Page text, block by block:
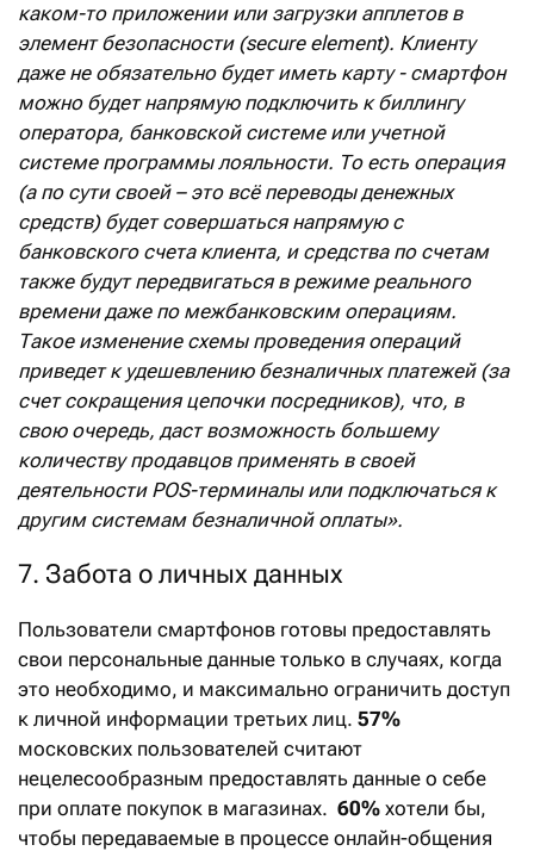
каком-то приложении или загрузки апплетов в
элемент безопасности (secure element). Клиенту
даже не обязательно будет иметь карту - смартфон
можно будет напрямую подключить к биллингу
оператора, банковской системе или учетной
системе программы лояльности. То есть операция
(а по сути своей – это всё переводы денежных
средств) будет совершаться напрямую с
банковского счета клиента, и средства по счетам
также будут передвигаться в режиме реального
времени даже по межбанковским операциям.
Такое изменение схемы проведения операций
приведет к удешевлению безналичных платежей (за
счет сокращения цепочки посредников), что, в
свою очередь, даст возможность большему
количеству продавцов применять в своей
деятельности POS-терминалы или подключаться к
другим системам безналичной оплаты».
7. Забота о личных данных
Пользователи смартфонов готовы предоставлять
свои персональные данные только в случаях, когда
это необходимо, и максимально ограничить доступ
к личной информации третьих лиц. 57%
московских пользователей считают
нецелесообразным предоставлять данные о себе
при оплате покупок в магазинах. 60% хотели бы,
чтобы передаваемые в процессе онлайн-общения